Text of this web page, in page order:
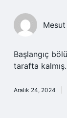
Mesut
Başlangıç
tarafta kalmış.
Aralık 24, 2024